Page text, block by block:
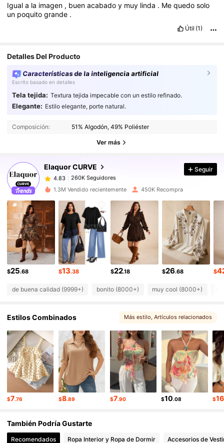
Iguala la imagen , buenacabadoy muy linda . Mequedosolo
un poquitogrande .
Útil (1)
Detalles Del Producto
Características de la inteligencia artificial
Escrito basado en detalles
Tela tejida: Textura tejida impecable con un estilo refinado.
Elegante: Estilo elegante, porte natural.
Composición: 51% Algodón, 49% Poliéster
Ver más
Elaquor CURVE
4.83 260K Seguidores
260K Seguidores
260K Seguidores
4.83
260K Seguidores
c***1
seguidoHace 1 horas
4.83
4.83 260K Seguidores
4.83 260K Seguidores
4.83 260K Seguidores
4.83 260K Seguidores
4.83 260K Seguidores
Seguir
1.3M Vendido recientemente 450K Recompra
$25.68 $13.38 $22.18 $26.68 $
de buena calidad (9999+) bonito (8000+) muy cool (8000+)
Estilos Combinados Más estilo, Artículos relacionados
$7.76 $8.89 $7.90 $10.08 $16
También Podría Gustarte
Recomendados Ropa Interior y Ropa de Dormir Accesorios de